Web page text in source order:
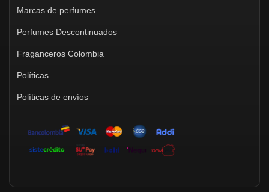
Marcas de perfumes
Perfumes Descontinuados
Fraganceros Colombia
Políticas
Políticas de envíos